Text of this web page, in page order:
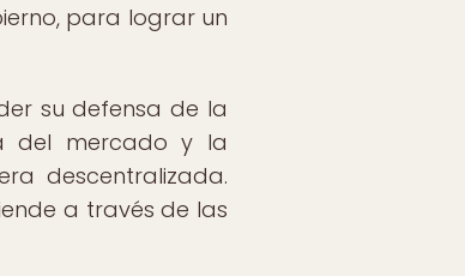
para lograr un
su defensa de la
del mercado y la
descentralizada.
a través de las